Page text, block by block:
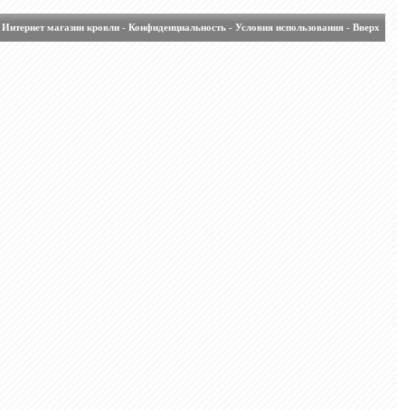
Интернет магазин кровли- Конфиденциальность- Условия использования- Вверх